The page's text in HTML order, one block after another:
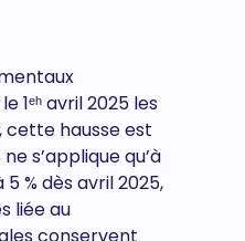
1ᵉʰ avril 2025 les
cette hausse est
s’applique qu’à
% dès avril 2025,
liée au